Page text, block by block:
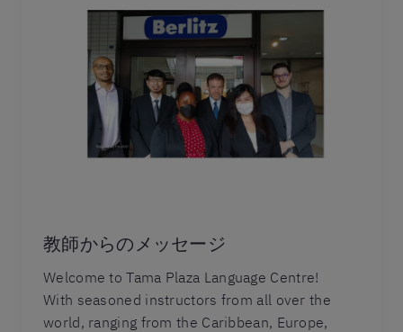
教師からのメッセージ
Welcome to Tama Plaza Language Centre!
With seasoned instructors from all over the
world, ranging from the Caribbean, Europe,